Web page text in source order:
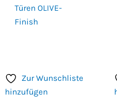
Türen OLIVE-
Finish
Zur Wunschliste
hinzufügen